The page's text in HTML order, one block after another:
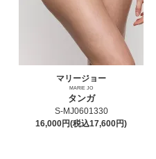
マリージョー
MARIE JO
タンガ
S-MJ0601330
16,000円(税込17,600円)